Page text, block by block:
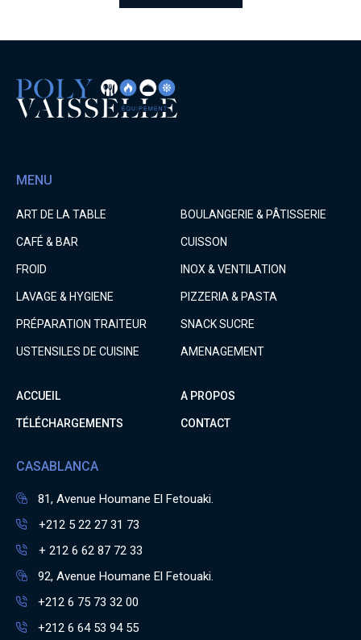
MENU
ART DE LA TABLE BOULANGERIE & PÂTISSERIE
CAFÉ & BAR CUISSON
FROID INOX & VENTILATION
LAVAGE & HYGIENE PIZZERIA & PASTA
PRÉPARATION TRAITEUR SNACK SUCRE
USTENSILES DE CUISINE AMENAGEMENT
ACCUEIL A PROPOS
TÉLÉCHARGEMENTS CONTACT
CASABLANCA
81, Avenue Houmane El Fetouaki.
+212 5 22 27 31 73
+ 212 6 62 87 72 33
92, Avenue Houmane El Fetouaki.
+212 6 75 73 32 00
+212 6 64 53 94 55